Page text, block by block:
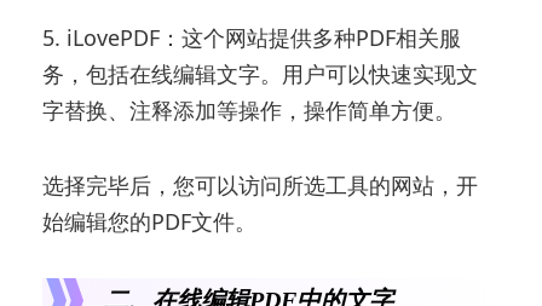
5. iLovePDF：这个网站提供多种PDF相关服
务，包括在线编辑文字。用户可以快速实现文
字替换、注释添加等操作，操作简单方便。
选择完毕后，您可以访问所选工具的网站，开
始编辑您的PDF文件。
二、在线编辑PDF中的文字